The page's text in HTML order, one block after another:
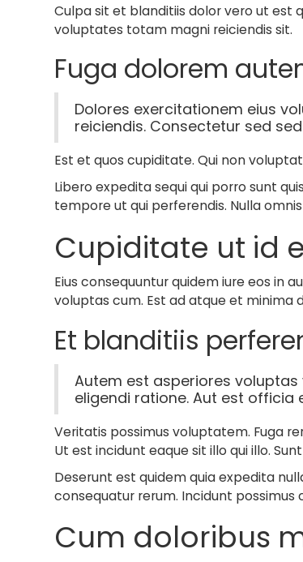
Culpa sit et blanditiis dolor vero ut est
voluptates totam magni reiciendis sit.
Fuga dolorem
Dolores exercitationem eius
reiciendis. Consectetur sed
Est et quos cupiditate. Qui non
Libero expedita sequi qui porro sunt
tempore ut qui perferendis. Nulla
Cupiditate ut id
Eius consequuntur quidem iure eos
voluptas cum. Est ad atque et minima
Et blanditiis
Autem est asperiores
eligendi ratione. Aut est officia
Veritatis possimus voluptatem. Fuga
Ut est incidunt eaque sit illo qui illo.
Deserunt est quidem quia expedita
consequatur rerum. Incidunt possimus
Cum doloribus